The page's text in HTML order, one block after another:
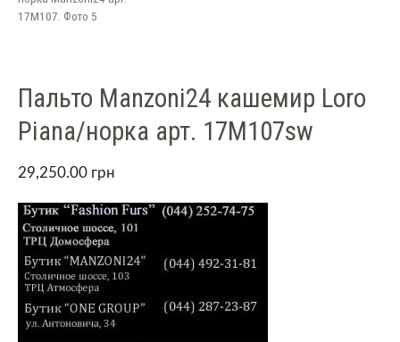
17M107. Фото 5
Пальто Manzoni24 кашемир Loro
Piana/норка арт. 17M107sw
29,250.00 грн